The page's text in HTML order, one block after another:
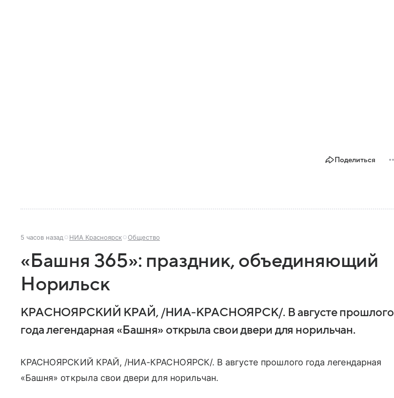
Поделиться
5 часов назад НИА Красноярск Общество
«Башня 365»: праздник, объединяющий
Норильск
КРАСНОЯРСКИЙ КРАЙ, /НИА-КРАСНОЯРСК/. В августе прошлого
года легендарная «Башня» открыла свои двери для норильчан.
КРАСНОЯРСКИЙ КРАЙ, /НИА-КРАСНОЯРСК/. В августе прошлого года легендарная
«Башня» открыла свои двери для норильчан.